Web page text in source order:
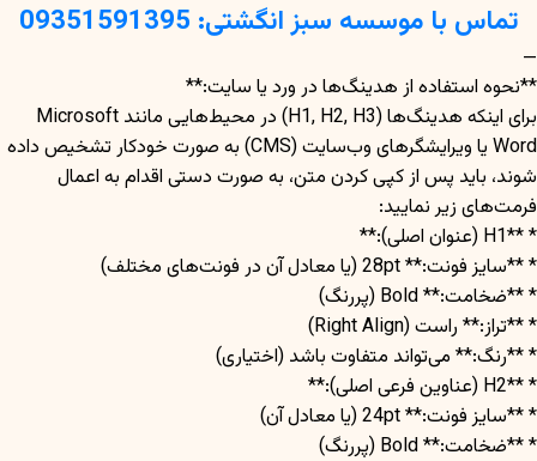
تماس با موسسه سبز انگشتی: 09351591395
—
**نحوه استفاده از هدینگ‌ها در ورد یا سایت:**
برای اینکه هدینگ‌ها (H1, H2, H3) در محیط‌هایی مانند Microsoft
Word یا ویرایشگرهای وب‌سایت (CMS) به صورت خودکار تشخیص داده
شوند، باید پس از کپی کردن متن، به صورت دستی اقدام به اعمال
فرمت‌های زیر نمایید:
* **H1 (عنوان اصلی):**
* **سایز فونت:** 28pt (یا معادل آن در فونت‌های مختلف)
* **ضخامت:** Bold (پررنگ)
* **تراز:** راست (Right Align)
* **رنگ:** می‌تواند متفاوت باشد (اختیاری)
* **H2 (عناوین فرعی اصلی):**
* **سایز فونت:** 24pt (یا معادل آن)
* **ضخامت:** Bold (پررنگ)